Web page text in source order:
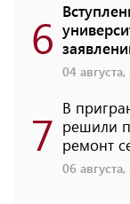
6
04
7 В
решили
ремонт
06